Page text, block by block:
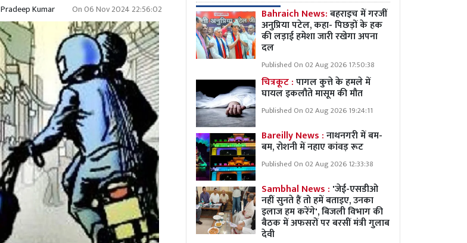
Pradeep Kumar On06 Nov 2024 22:56:02 Bahraich News:बहराइच में गरजीं
अनुप्रिया पटेल, कहा- पिछड़ों के हक
की लड़ाई हमेशा जारी रखेगा अपना
दल
Published On 02 Aug 2026 17:50:38
चित्रकूट :पागल कुत्ते के हमले में
घायल इकलौते मासूम की मौत
Published On 02 Aug 2026 19:24:11
Bareilly News :नाथनगरी में बम-
बम, रोशनी में नहाए कांवड़ रूट
Published On 02 Aug 2026 12:33:38
Sambhal News : 'जेई-एसडीओ
नहीं सुनते हैं तो हमें बताइए, उनका
इलाज हम करेंगे', बिजली विभाग की
बैठक में अफसरों पर बरसीं मंत्री गुलाब
देवी